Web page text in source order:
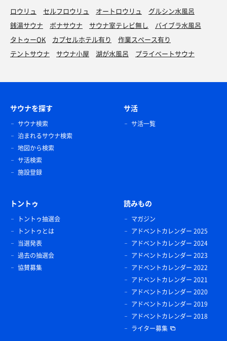
ロウリュ セルフロウリュ オートロウリュ
グルシン水風呂
銭湯サウナ
ボナサウナ サウナ室テレビ無し
バイブラ水風呂
タトゥーOK
カプセルホテル有り
作業スペース有り
テントサウナ
サウナ小屋 湖が水風呂 プライベートサウナ
サウナを探す
サウナ検索
泊まれるサウナ検索
地図から検索
サ活検索
施設登録
サ活
サ活一覧
トントゥ
トントゥ抽選会
トントゥとは
当選発表
過去の抽選会
協賛募集
読みもの
マガジン
アドベントカレンダー 2025
アドベントカレンダー 2024
アドベントカレンダー 2023
アドベントカレンダー 2022
アドベントカレンダー 2021
アドベントカレンダー 2020
アドベントカレンダー 2019
アドベントカレンダー 2018
ライター募集